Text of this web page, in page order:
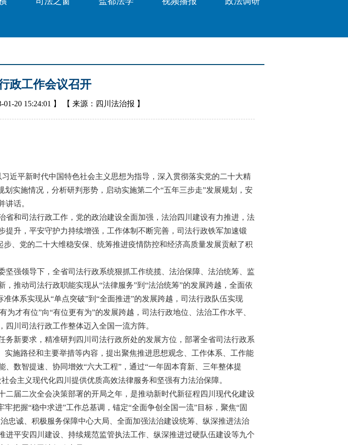
政工作会议召开
01-20 15:24:01 】 【 来源：四川法治报 】
平新时代中国特色社会主义思想为指导，深入贯彻落实党的二十大精
实施情况，分析研判形势，启动实施第二个“五年三步走”发展规划，安
讲话。
和司法行政工作，党的政治建设全面加强，法治四川建设有力推进，法
升，平安守护力持续增强，工作体制不断完善，司法行政铁军加速锻
、党的二十大维稳安保、统筹推进疫情防控和经济高质量发展贡献了积
强领导下，全省司法行政系统狠抓工作统揽、法治保障、法治统筹、监
推动司法行政职能实现从“法律服务”到“法治统筹”的发展跨越，全面依
体系实现从“单点突破”到“全面推进”的发展跨越，司法行政队伍实现
为才有位”向“有位更有为”的发展跨越，司法行政地位、法治工作水平、
川司法行政工作整体迈入全国一流方阵。
新要求，精准研判四川司法行政所处的发展方位，部署全省司法行政系
施路径和主要举措等内容，提出聚焦推进思想观念、工作体系、工作能
数智提速、协同增效“六大工程”，通过“一年固本育新、三年整体提
会主义现代化四川提供优质高效法律服务和坚强有力法治保障。
届二次全会决策部署的开局之年，是推动新时代新征程四川现代化建设
把握“稳中求进”工作总基调，锚定“全面争创全国一流”目标，聚焦“固
忠诚、积极服务保障中心大局、全面加强法治建设统筹、纵深推进法治
平安四川建设、持续规范监管执法工作、纵深推进过硬队伍建设等九个